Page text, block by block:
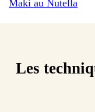
Maki au Nutella
Les